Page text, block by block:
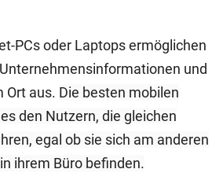
PCs oder Laptops ermöglichen
und
Ort aus. Die besten mobilen
den Nutzern, die gleichen
egal ob sie sich am anderen
ihrem Büro befinden.